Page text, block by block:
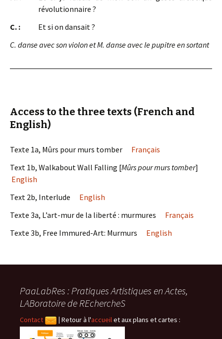
révolutionnaire ?
C. :
Et si on dansait ?
C. danse avec son violon et M. danse avec le pupitre en sortant
Access to the three texts (French and
English)
Texte 1a, Mûrs pour murs tomber Français
Text 1b, Walkabout Wall Falling [Mûrs pour murs tomber]
English
Text 2b, Interlude English
Texte 3a, L’art-mur de la liberté : murmures Français
Texte 3b, Free Immured-Art: Murmurs English
PaaLabRes : Pratiques Artistiques en Actes,
LABoratoire de REchercheS
Contact | Retour à l'accueilet aux plans et cartes :